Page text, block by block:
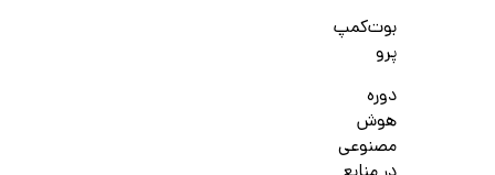
بوت‌کمپ
پرو
دوره
هوش
مصنوعی